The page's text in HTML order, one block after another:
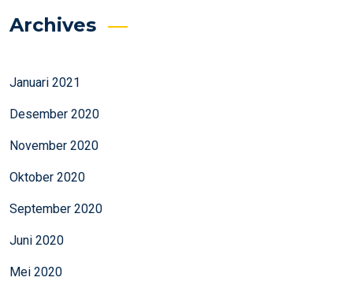
Archives
Januari 2021
Desember 2020
November 2020
Oktober 2020
September 2020
Juni 2020
Mei 2020